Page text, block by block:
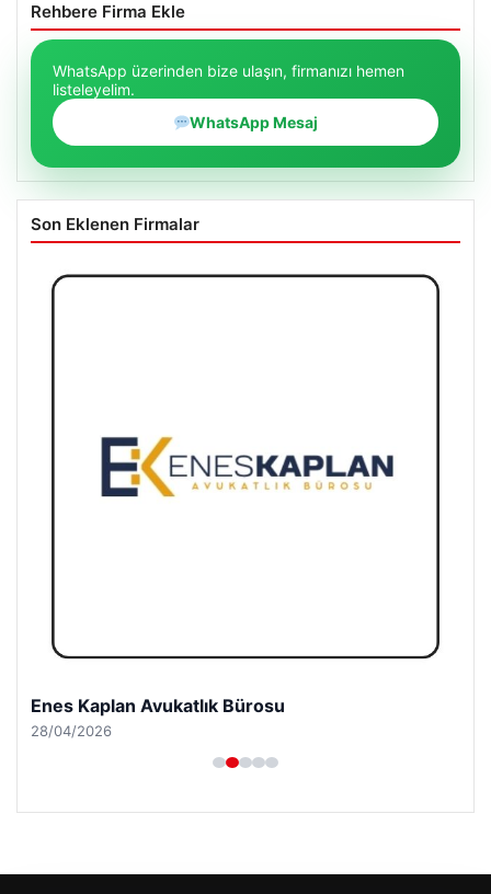
Rehbere Firma Ekle
WhatsApp üzerinden bize ulaşın, firmanızı hemen
listeleyelim.
WhatsApp Mesaj
Son Eklenen Firmalar
Enes Kaplan Avukatlık Bürosu
28/04/2026